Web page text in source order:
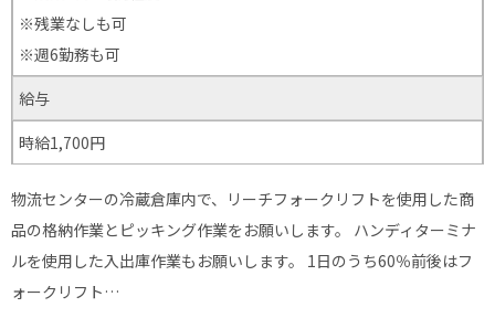
※残業なしも可
※週6勤務も可
給与
時給1,700円
物流センターの冷蔵倉庫内で、リーチフォークリフトを使用した商
品の格納作業とピッキング作業をお願いします。 ハンディターミナ
ルを使用した入出庫作業もお願いします。 1日のうち60％前後はフ
ォークリフト…